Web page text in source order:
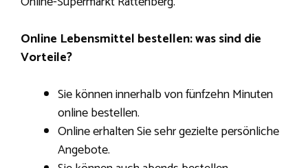
Online Lebensmittel bestellen: was sind die
Vorteile?
Sie können innerhalb von fünfzehn Minuten
online bestellen.
Online erhalten Sie sehr gezielte persönliche
Angebote.